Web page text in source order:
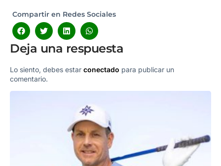
Compartir en Redes Sociales
Deja una respuesta
Lo siento, debes estar conectado para publicar un
comentario.